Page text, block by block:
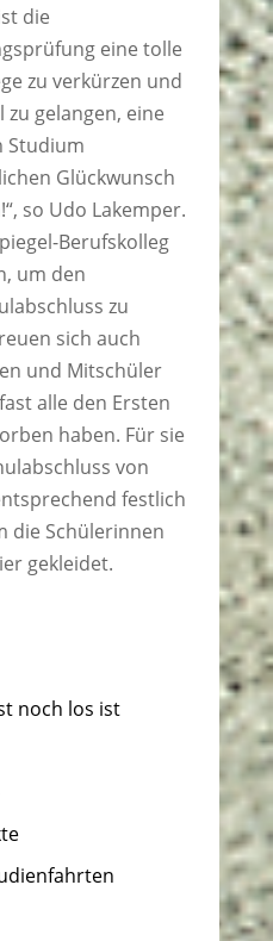
die
eine tolle
zu verkürzen und
zu gelangen, eine
Studium
Glückwunsch
so Udo Lakemper.
Berufskolleg
um den
zu
sich auch
und Mitschüler
alle den Ersten
haben. Für sie
von
festlich
die Schülerinnen
gekleidet.
noch los ist